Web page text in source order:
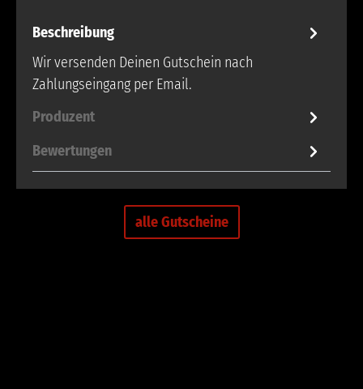
Beschreibung
Wir versenden Deinen Gutschein nach
Zahlungseingang per Email.
Produzent
Bewertungen
alle Gutscheine